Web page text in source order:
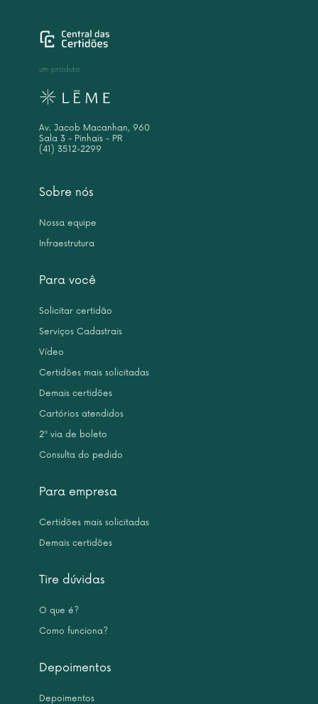
Sobre nós
Nossa equipe
Infraestrutura
Para você
Solicitar certidão
Serviços Cadastrais
Vídeo
Certidões mais solicitadas
Demais certidões
Cartórios atendidos
2ª via de boleto
Consulta do pedido
Para empresa
Certidões mais solicitadas
Demais certidões
Tire dúvidas
O que é?
Como funciona?
Depoimentos
Depoimentos
um produto
Av. Jacob Macanhan, 960
Sala 3 - Pinhais - PR
(41) 3512-2299